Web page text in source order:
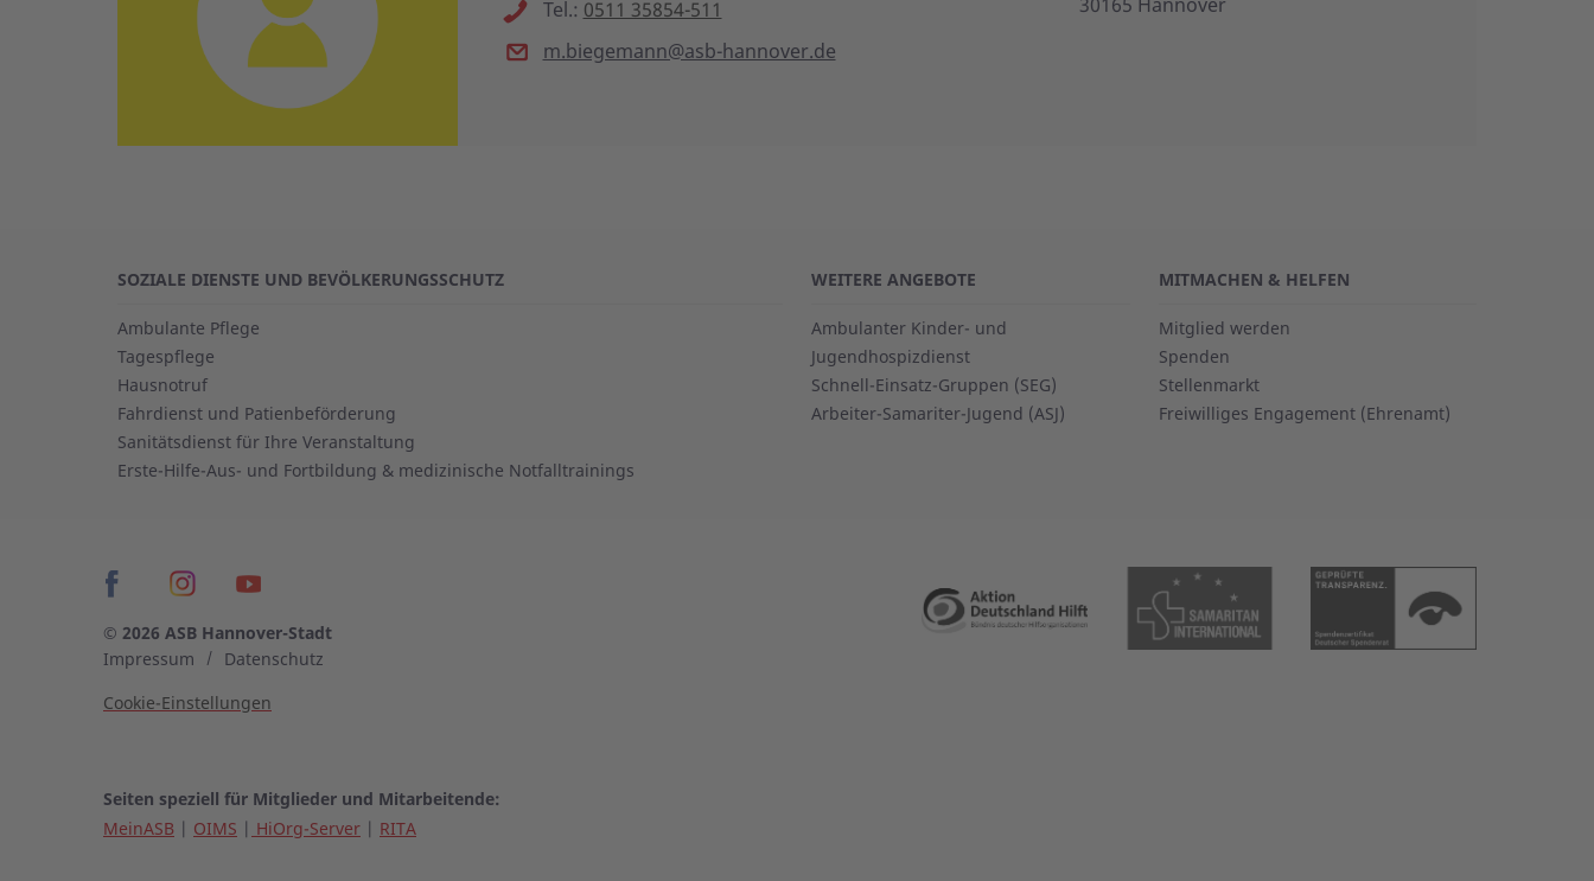
Tel.: 0511 35854-511
m.biegemann@asb-hannover.de
SOZIALE DIENSTE UND BEVÖLKERUNGSSCHUTZ
Ambulante Pflege
Tagespflege
Hausnotruf
Fahrdienst und Patienbeförderung
Sanitätsdienst für Ihre Veranstaltung
Erste-Hilfe-Aus- und Fortbildung & medizinische Notfalltrainings
WEITERE ANGEBOTE
Ambulanter Kinder- und
Jugendhospizdienst
Schnell-Einsatz-Gruppen (SEG)
Arbeiter-Samariter-Jugend (ASJ)
MITMACHEN & HELFEN
Mitglied werden
Spenden
Stellenmarkt
Freiwilliges Engagement (Ehrenamt)
© 2026 ASB Hannover-Stadt
Impressum
Datenschutz
Cookie-Einstellungen
Seiten speziell für Mitglieder und Mitarbeitende:
MeinASB
OIMS HiOrg-Server RITA